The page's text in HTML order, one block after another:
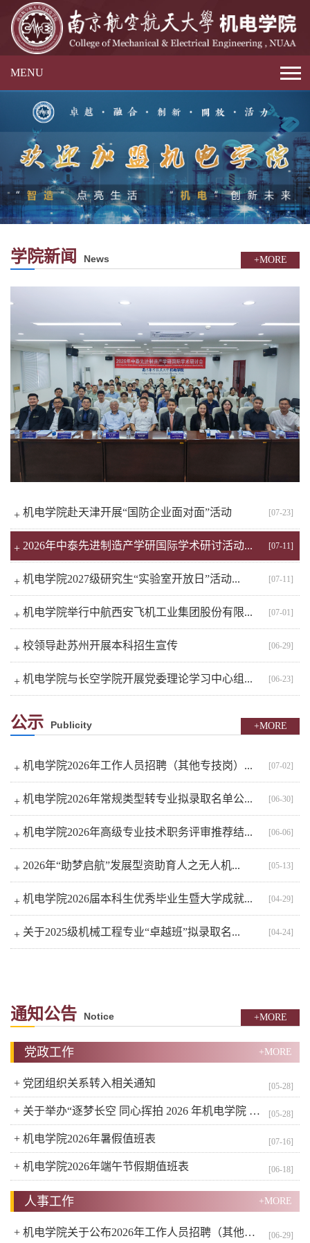
MENU
学院新闻 News +MORE
+ 机电学院赴天津开展“国防企业面对面”活动 [07-23]
+ 2026年中泰先进制造产学研国际学术研讨活动... [07-11]
+ 机电学院2027级研究生“实验室开放日”活动... [07-11]
+ 机电学院举行中航西安飞机工业集团股份有限... [07-01]
+ 校领导赴苏州开展本科招生宣传 [06-29]
+ 机电学院与长空学院开展党委理论学习中心组... [06-23]
公示 Publicity +MORE
+ 机电学院2026年工作人员招聘（其他专技岗）... [07-02]
+ 机电学院2026年常规类型转专业拟录取名单公... [06-30]
+ 机电学院2026年高级专业技术职务评审推荐结... [06-06]
+ 2026年“助梦启航”发展型资助育人之无人机... [05-13]
+ 机电学院2026届本科生优秀毕业生暨大学成就... [04-29]
+ 关于2025级机械工程专业“卓越班”拟录取名... [04-24]
通知公告 Notice +MORE
党政工作 +MORE
+ 党团组织关系转入相关通知 [05-28]
+ 关于举办“逐梦长空 同心挥拍 2026 年机电学院 、 机关 工会 羽毛球友谊邀请赛的通知 [05-28]
+ 机电学院2026年暑假值班表 [07-16]
+ 机电学院2026年端午节假期值班表 [06-18]
人事工作 +MORE
+ 机电学院关于公布2026年工作人员招聘（其他专技岗） 考核工作的通知 [06-29]